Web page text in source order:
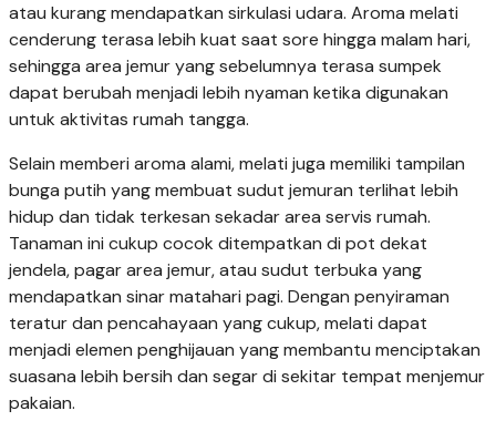
atau kurang mendapatkan sirkulasi udara. Aroma melati
cenderung terasa lebih kuat saat sore hingga malam hari,
sehingga area jemur yang sebelumnya terasa sumpek
dapat berubah menjadi lebih nyaman ketika digunakan
untuk aktivitas rumah tangga.
Selain memberi aroma alami, melati juga memiliki tampilan
bunga putih yang membuat sudut jemuran terlihat lebih
hidup dan tidak terkesan sekadar area servis rumah.
Tanaman ini cukup cocok ditempatkan di pot dekat
jendela, pagar area jemur, atau sudut terbuka yang
mendapatkan sinar matahari pagi. Dengan penyiraman
teratur dan pencahayaan yang cukup, melati dapat
menjadi elemen penghijauan yang membantu menciptakan
suasana lebih bersih dan segar di sekitar tempat menjemur
pakaian.